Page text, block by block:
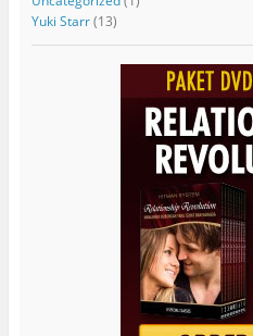
Yuki Starr(13)